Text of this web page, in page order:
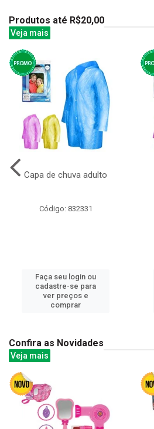
Produtos até R$20,00
Veja mais
Capa de chuva adulto
Código: 832331
Faça seu login ou
cadastre-se para
ver preços e
comprar
Confira as Novidades
Veja mais